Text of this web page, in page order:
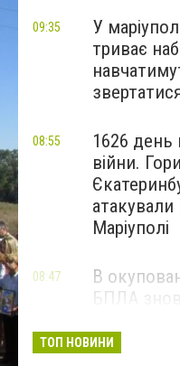
У
триває
09:35
1626 день
війни.
атакували
Маріуполі
08:55
В
БПЛА
— ВІДЕО
08:47
ТОП НОВИНИ